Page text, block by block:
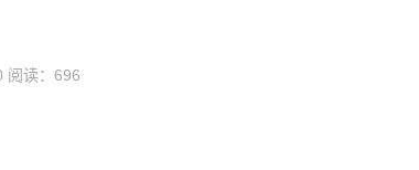
读： 696